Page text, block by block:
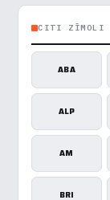
CITI ZĪMOLI
ABA
ALP
AM
BRI